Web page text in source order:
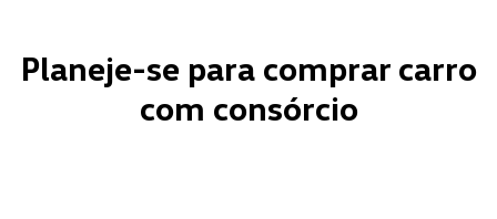
Planeje-se para comprar carro
com consórcio